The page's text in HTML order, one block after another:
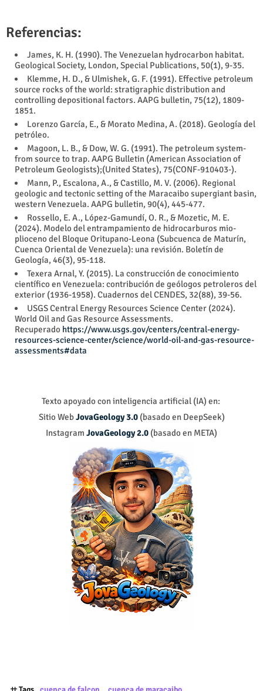
Referencias:
James, K. H. (1990). The Venezuelan hydrocarbon habitat.
Geological Society, London, Special Publications, 50(1), 9-35.
Klemme, H. D., & Ulmishek, G. F. (1991). Effective petroleum
source rocks of the world: stratigraphic distribution and
controlling depositional factors. AAPG bulletin, 75(12), 1809-
1851.
Lorenzo García, E., & Morato Medina, A. (2018). Geología del
petróleo.
Magoon, L. B., & Dow, W. G. (1991). The petroleum system-
from source to trap. AAPG Bulletin (American Association of
Petroleum Geologists);(United States), 75(CONF-910403-).
Mann, P., Escalona, A., & Castillo, M. V. (2006). Regional
geologic and tectonic setting of the Maracaibo supergiant basin,
western Venezuela. AAPG bulletin, 90(4), 445-477.
Rossello, E. A., López-Gamundí, O. R., & Mozetic, M. E.
(2024). Modelo del entrampamiento de hidrocarburos mio-
plioceno del Bloque Oritupano-Leona (Subcuenca de Maturín,
Cuenca Oriental de Venezuela): una revisión. Boletín de
Geología, 46(3), 95-118.
Texera Arnal, Y. (2015). La construcción de conocimiento
científico en Venezuela: contribución de geólogos petroleros del
exterior (1936-1958). Cuadernos del CENDES, 32(88), 39-56.
USGS Central Energy Resources Science Center (2024).
World Oil and Gas Resource Assessments.
Recuperado https://www.usgs.gov/centers/central-energy-
resources-science-center/science/world-oil-and-gas-resource-
assessments#data
Texto apoyado con inteligencia artificial (IA) en:
Sitio WebJovaGeology 3.0(basado en DeepSeek)
Instagram JovaGeology 2.0 (basado en META)